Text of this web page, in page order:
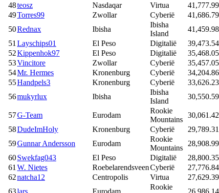
48teosz Nasdaqar Virtua
41,777.99
49Torres99 Zwollar Cyberië
41,686.79
50Rednax Ibisha
Ibisha
Island
41,459.98
51 Layschips01 El Peso Digitalië
39,473.54
52Kippenhok97 El Peso Digitalië
35,468.05
53Vincitore Zwollar Cyberië
35,457.05
54Mr. Hermes Kronenburg Cyberië
34,204.86
55Handpels3 Kronenburg Cyberië
33,626.23
56mukyrlux Ibisha
Ibisha
Island
30,550.59
57G-Team Eurodam
Rookie
Mountains
30,061.42
58DudeImHoly Kronenburg Cyberië
29,789.31
59Gunnar Andersson Eurodam
Rookie
Mountains
28,908.99
60Swekfag043 El Peso Digitalië
28,800.35
61 W. Nietes RoebelarendsveenCyberië
27,776.84
62natcha12 Centropolis Virtua
27,629.39
63lars Eurodam
Rookie
26,986.14